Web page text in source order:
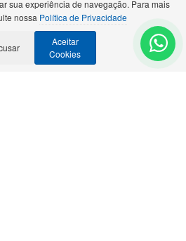
Termos de Uso Site Seguro
todas as Parcerias Premiadas
sua experiência de navegação. Para mais
nossa Política de Privacidade
Aceitar
Cookies